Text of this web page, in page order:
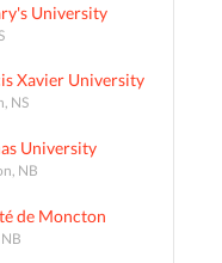
University
Xavier University
NS
University
NB
de Moncton